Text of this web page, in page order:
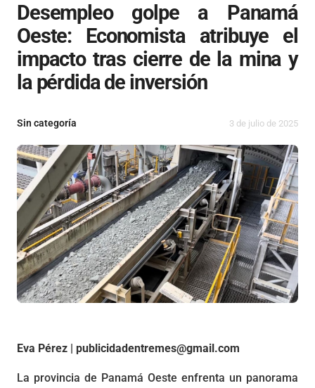
Desempleo golpe a Panamá
Oeste: Economista atribuye el
impacto tras cierre de la mina y
la pérdida de inversión
Sin categoría 3 de julio de 2025
Eva Pérez | publicidadentremes@gmail.com
La provincia de Panamá Oeste enfrenta un panorama